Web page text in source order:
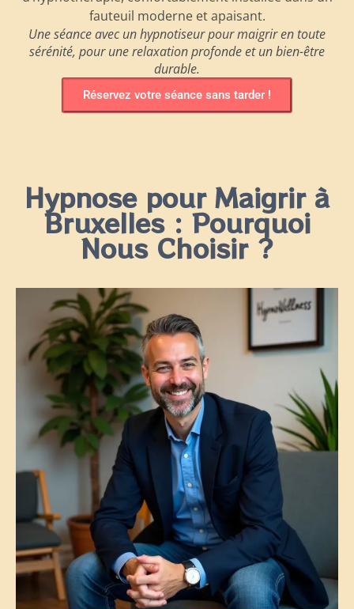
Une séance avec un hypnotiseur pour maigrir en toute
sérénité, pour une relaxation profonde et un bien-être
durable.
Réservez votre séance sans tarder !
Hypnose pour Maigrir à
Bruxelles : Pourquoi
Nous Choisir ?